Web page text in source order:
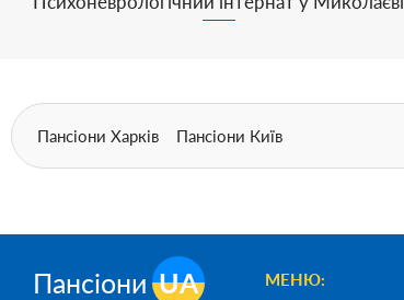
Пансіони Харків Пансіони Київ
Пансіони UA МЕНЮ: